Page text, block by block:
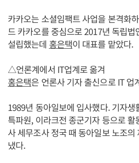
카카오는 소셜임팩트 사업을 본격화
드 카카오를 중심으로 2017년 독립
설립했는데 홍은택이 대표를 맡았다.
△언론계에서 IT업계로 옮겨
홍은택은 언론사 기자 출신으로 IT 업
1989년 동아일보에 입사했다. 기자생
특파원, 이라크전 종군기자 등으로
사 세무조사 정국 때 동아일보 노조의
냈다.